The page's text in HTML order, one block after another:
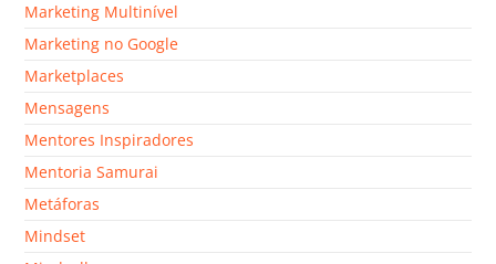
Marketing Multinível
Marketing no Google
Marketplaces
Mensagens
Mentores Inspiradores
Mentoria Samurai
Metáforas
Mindset